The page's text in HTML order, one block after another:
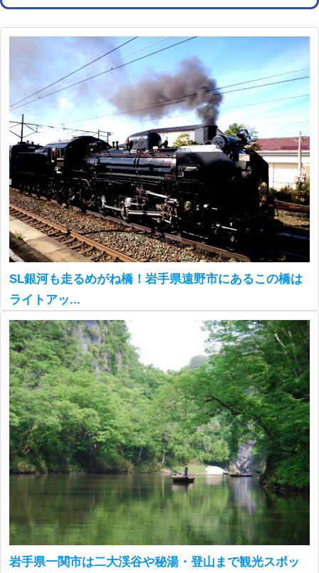
SL銀河も走るめがね橋！岩手県遠野市にあるこの橋は
ライトアッ...
岩手県一関市は二大渓谷や秘湯・登山まで観光スポッ